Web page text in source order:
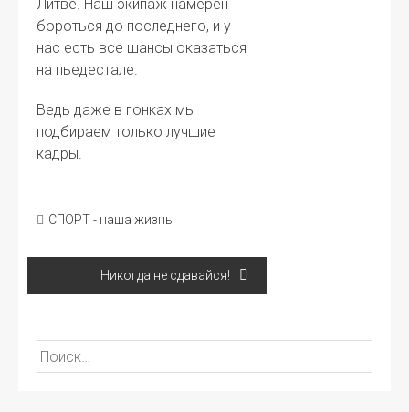
Литве. Наш экипаж намерен
бороться до последнего, и у
нас есть все шансы оказаться
на пьедестале.
Ведь даже в гонках мы
подбираем только лучшие
кадры.
СПОРТ - наша жизнь
Навигация
Никогда не сдавайся!
Найти: